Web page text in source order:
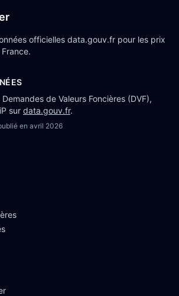
officielles data.gouv.fr pour les prix
de Valeurs Foncières (DVF),
sur data.gouv.fr.
en avril 2026